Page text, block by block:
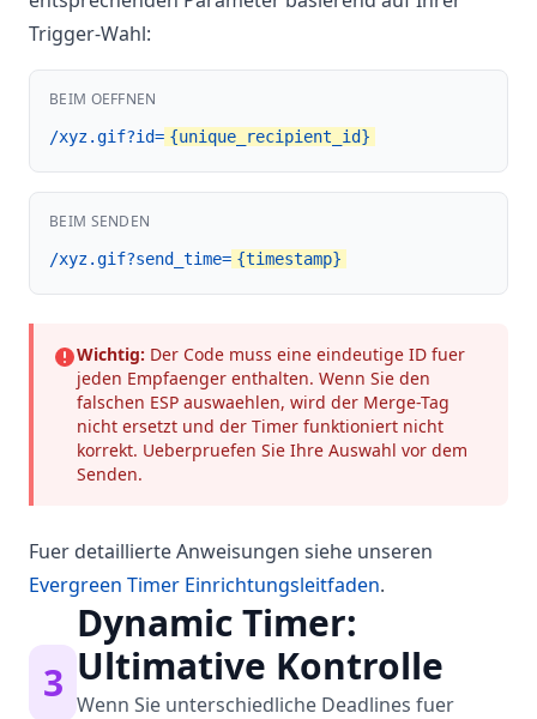
Trigger-Wahl:
BEIM OEFFNEN
/xyz.gif?id= {unique_recipient_id}
BEIM SENDEN
/xyz.gif?send_time= {timestamp}
Wichtig: Der Code muss eine eindeutige ID fuer
jeden Empfaenger enthalten. Wenn Sie den
falschen ESP auswaehlen, wird der Merge-Tag
nicht ersetzt und der Timer funktioniert nicht
korrekt. Ueberpruefen Sie Ihre Auswahl vor dem
Senden.
Fuer detaillierte Anweisungen siehe unseren
Evergreen Timer Einrichtungsleitfaden.
3
Dynamic Timer:
Ultimative Kontrolle
Wenn Sie unterschiedliche Deadlines fuer